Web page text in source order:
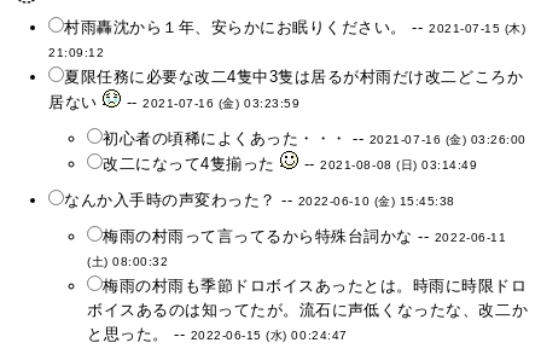
村雨轟沈から１年、安らかにお眠りください。 -- 2021-07-15 (木)
21:09:12
夏限任務に必要な改二4隻中3隻は居るが村雨だけ改二どころか
居ない
--2021-07-16 (金) 03:23:59
初心者の頃稀によくあった・・・ -- 2021-07-16 (金) 03:26:00
改二になって4隻揃った --2021-08-08 (日) 03:14:49
なんか入手時の声変わった？ -- 2022-06-10 (金) 15:45:38
梅雨の村雨って言ってるから特殊台詞かな -- 2022-06-11
(土) 08:00:32
梅雨の村雨も季節ドロボイスあったとは。時雨に時限ドロ
ボイスあるのは知ってたが。流石に声低くなったな、改二か
と思った。 -- 2022-06-15 (水) 00:24:47